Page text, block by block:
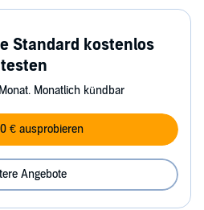
Standard kostenlos
testen
Monatlich kündbar
€ ausprobieren
Angebote